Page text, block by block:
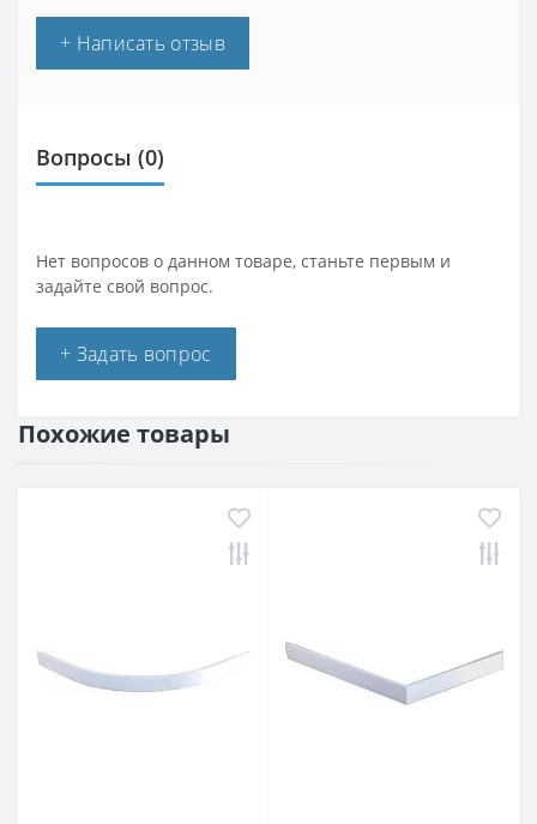
+ Написать отзыв
Вопросы (0)
Нет вопросов о данном товаре, станьте первым и
задайте свой вопрос.
+ Задать вопрос
Похожие товары